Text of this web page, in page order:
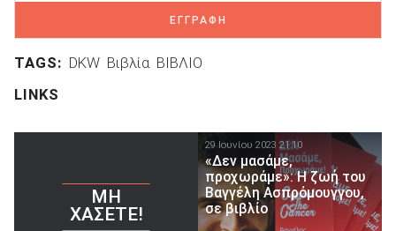
ΕΓΓΡΑΦΗ
TAGS: DKW Βιβλία ΒΙΒΛΙΟ
LINKS
ΜΗ
ΧΆΣΕΤΕ!
29 Ιουνίου 2023 21:10
«Δεν μασάμε,
προχωράμε»: Η ζωή του
Βαγγέλη Ασπρόμουγγου,
σε βιβλίο